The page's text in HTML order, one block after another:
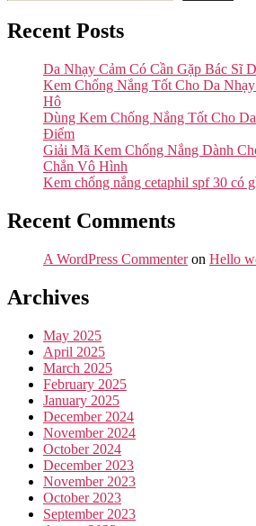
Recent Posts
Da Nhạy Cảm Có Cần Gặp Bác Sĩ
Kem Chống Nắng Tốt Cho Da
Hô
Dùng Kem Chống Nắng Tốt Cho
Điểm
Giải Mã Kem Chống Nắng Dành
Chắn Vô Hình
Kem chống nắng cetaphil spf 30 có
Recent Comments
A WordPress Commenteron Hello
Archives
May 2025
April 2025
March 2025
February 2025
January 2025
December 2024
November 2024
October 2024
December 2023
November 2023
October 2023
September 2023